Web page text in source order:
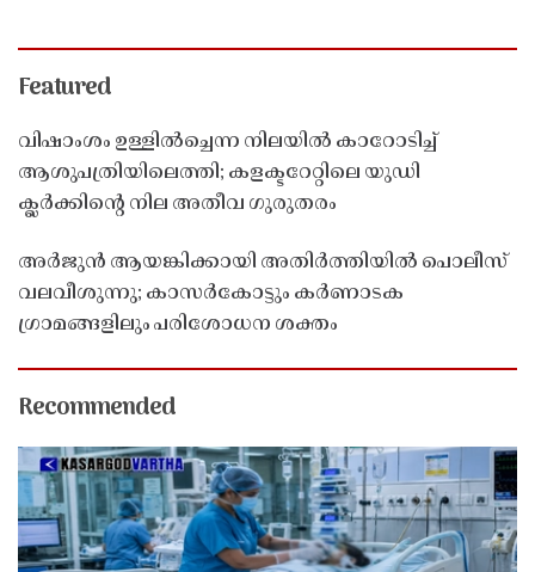
Featured
വിഷാംശം ഉള്ളിൽച്ചെന്ന നിലയിൽ കാറോടിച്ച്
ആശുപത്രിയിലെത്തി; കളക്ടറേറ്റിലെ യുഡി
ക്ലർക്കിൻ്റെ നില അതീവ ഗുരുതരം
അർജുൻ ആയങ്കിക്കായി അതിർത്തിയിൽ പൊലീസ്
വലവീശുന്നു; കാസർകോട്ടും കർണാടക
ഗ്രാമങ്ങളിലും പരിശോധന ശക്തം
Recommended